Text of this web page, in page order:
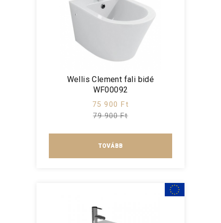
Wellis Clement fali bidé
WF00092
75 900 Ft
79 900 Ft
TOVÁBB